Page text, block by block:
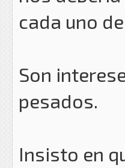
cada uno
Son
pesados.
Insisto en